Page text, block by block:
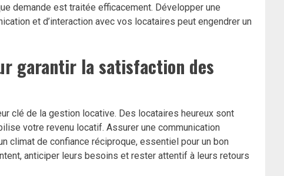
demande est traitée efficacement. Développer une
et d’interaction avec vos locataires peut engendrer un
garantir la satisfaction des
clé de la gestion locative. Des locataires heureux sont
votre revenu locatif. Assurer une communication
climat de confiance réciproque, essentiel pour un bon
anticiper leurs besoins et rester attentif à leurs retours